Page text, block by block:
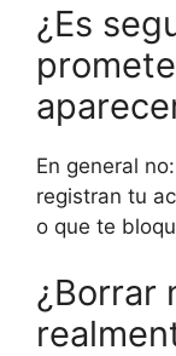
¿Es
En general
registran tu
o que te
¿Borrar